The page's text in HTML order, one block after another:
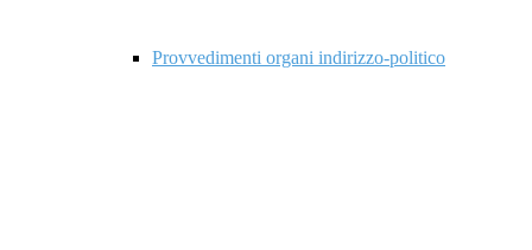
Provvedimenti organi indirizzo-politico